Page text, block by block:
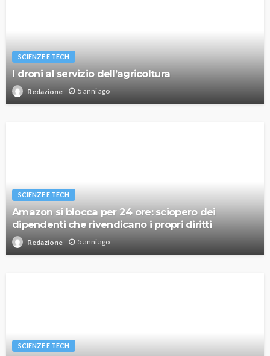
SCIENZE E TECH
I droni al servizio dell’agricoltura
Redazione 5 anni ago
SCIENZE E TECH
Amazon si blocca per 24 ore: sciopero dei
dipendenti che rivendicano i propri diritti
Redazione 5 anni ago
SCIENZE E TECH